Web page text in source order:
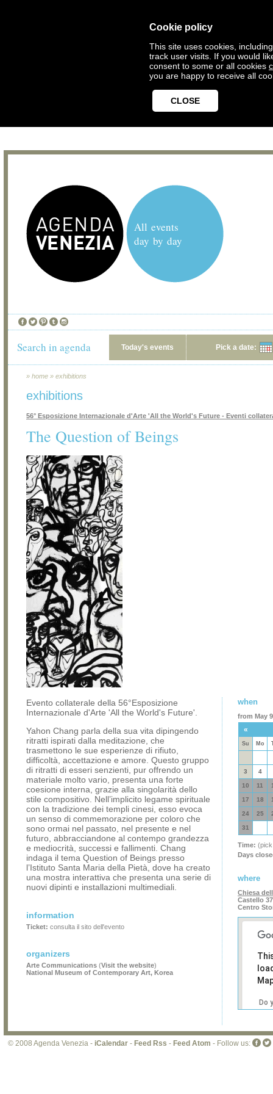
Cookie policy
This site uses cookies,
track user visits. If you would
consent to some or all cookies
you are happy to receive all
CLOSE
All events
day by day
Search in agenda Today's events Pick a date:
» home » exhibitions
exhibitions
56° Esposizione Internazionale d'Arte 'All the World's Future - Eventi
The Question of Beings
Evento collaterale della 56°Esposizione
Internazionale d'Arte 'All the World's Future'.
Yahon Chang parla della sua vita dipingendo
ritratti ispirati dalla meditazione, che
trasmettono le sue esperienze di rifiuto,
difficoltà, accettazione e amore. Questo gruppo
di ritratti di esseri senzienti, pur offrendo un
materiale molto vario, presenta una forte
coesione interna, grazie alla singolarità dello
stile compositivo. Nell’implicito legame spirituale
con la tradizione dei templi cinesi, esso evoca
un senso di commemorazione per coloro che
sono ormai nel passato, nel presente e nel
futuro, abbracciandone al contempo grandezza
e mediocrità, successi e fallimenti. Chang
indaga il tema Question of Beings presso
l’Istituto Santa Maria della Pietà, dove ha creato
una mostra interattiva che presenta una serie di
nuovi dipinti e installazioni multimediali.
information
Ticket: consulta il sito dell'evento
organizers
Arte Communications (Visit the website)
National Museum of Contemporary Art, Korea
when
from May
«
Su Mo
3 4
10 11
17 18
24 25
31
Time:
Days
where
Chiesa
Castello
Centro
Do
© 2008 Agenda Venezia - iCalendar - Feed Rss - Feed Atom - Follow us: